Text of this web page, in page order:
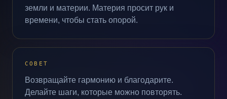
земли и материи. Материя просит рук и
времени, чтобы стать опорой.
СОВЕТ
Возвращайте гармонию и благодарите.
Делайте шаги, которые можно повторять.